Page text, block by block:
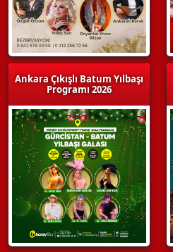
Ankara Çıkışlı Batum Yılbaşı
Programı 2026